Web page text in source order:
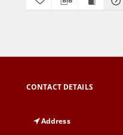
CONTACT DETAILS
Address